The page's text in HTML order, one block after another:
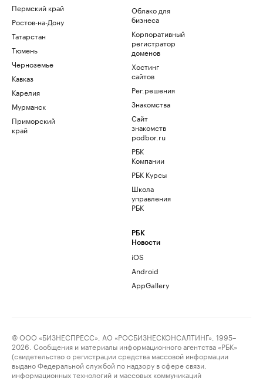
Пермский край
Ростов-на-Дону
Татарстан
Тюмень
Черноземье
Кавказ
Карелия
Мурманск
Приморский
край
Облако для
бизнеса
Корпоративный
регистратор
доменов
Хостинг
сайтов
Рег.решения
Знакомства
Сайт
знакомств
podbor.ru
РБК
Компании
РБК Курсы
Школа
управления
РБК
РБК
Новости
iOS
Android
AppGallery
© ООО «БИЗНЕСПРЕСС», АО «РОСБИЗНЕСКОНСАЛТИНГ», 1995–
2026. Сообщения и материалы информационного агентства «РБК»
(свидетельство о регистрации средства массовой информации
выдано Федеральной службой по надзору в сфере связи,
информационных технологий и массовых коммуникаций